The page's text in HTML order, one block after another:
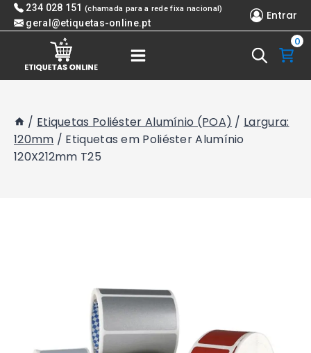
Skip 234 028 151 (chamada para a rede fixa nacional)
geral@etiquetas-online.pt
Entrar
0
/ Etiquetas Poliéster Alumínio (POA) / Largura:
120mm / Etiquetas em Poliéster Alumínio
120X212mm T25